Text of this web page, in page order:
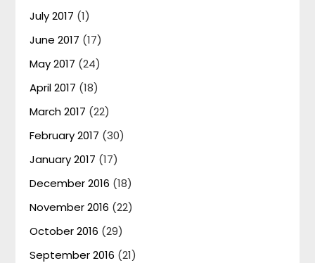
July 2017 (1)
June 2017 (17)
May 2017 (24)
April 2017 (18)
March 2017 (22)
February 2017 (30)
January 2017 (17)
December 2016 (18)
November 2016 (22)
October 2016 (29)
September 2016 (21)